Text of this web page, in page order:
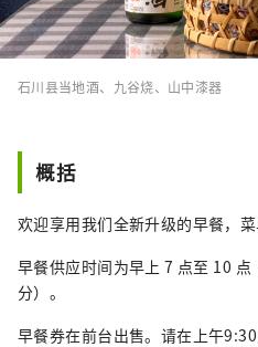
石川县当地酒、九谷烧、山中漆器
概括
欢迎享用我们全新升级的早餐，菜
早餐供应时间为早上 7 点至 10
分）。
早餐券在前台出售。请在上午